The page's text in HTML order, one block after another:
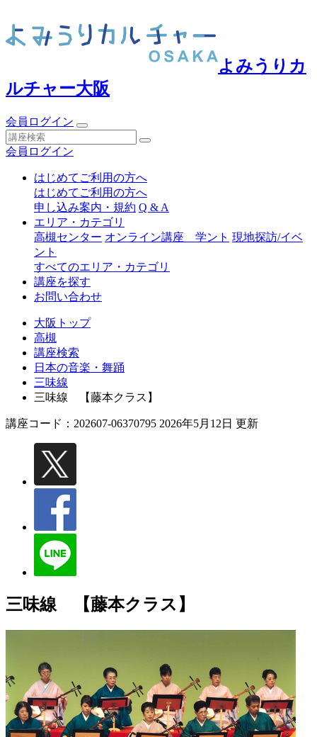
よみうりカ
ルチャー大阪
会員ログイン
会員ログイン
はじめてご利用の方へ
はじめてご利用の方へ
申し込み案内・規約 Q & A
エリア・カテゴリ
高槻センター オンライン講座 学ント 現地探訪/イベ
ント
すべてのエリア・カテゴリ
講座を探す
お問い合わせ
大阪トップ
高槻
講座検索
日本の音楽・舞踊
三味線
三味線 【藤本クラス】
講座コード：202607-06370795 2026年5月12日 更新
三味線 【藤本クラス】